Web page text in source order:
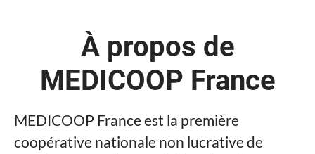
À propos de
MEDICOOP France
MEDICOOP France est la première
coopérative nationale non lucrative de